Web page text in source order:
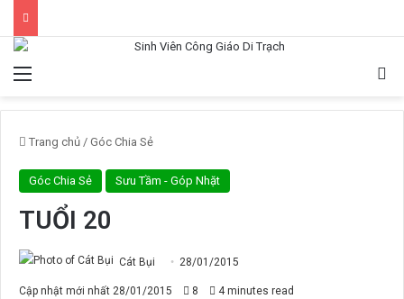
Menu
Trang chủ / Góc Chia Sẻ
Góc Chia Sẻ Sưu Tầm - Góp Nhặt
TUỔI 20
Cát Bụi 28/01/2015
Cập nhật mới nhất 28/01/2015 8 4 minutes read